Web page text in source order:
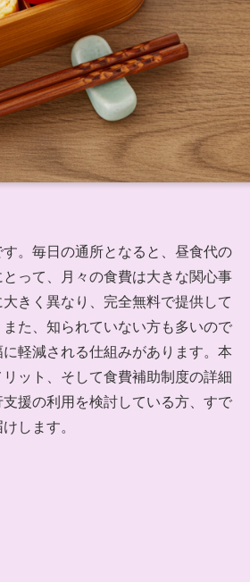
。毎日の通所となると、昼食代の
って、月々の食費は大きな関心事
きく異なり、完全無料で提供して
た、知られていない方も多いので
軽減される仕組みがあります。本
ット、そして食費補助制度の詳細
援の利用を検討している方、すで
します。